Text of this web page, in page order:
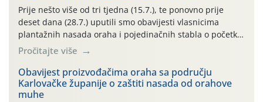
najviše temperature […]
Prije nešto više od tri tjedna (15.7.), te ponovno prije
deset dana (28.7.) uputili smo obavijesti vlasnicima
plantažnih nasada oraha i pojedinačnih stabla o početku
leta i ovogodišnjoj potrebi usmjerenog suzbijanja
orahove muhe (Rhagoletis completa)! Već dvanaest dana
traje drugi ovogodišnji “toplinski udar”, koji naročito
izražen zadnja šest dana (31.7.-05.8.), jer najviše
temperature zraka svakodnevno […]
Pročitajte više
Obavijest proizvođačima oraha sa području
Karlovačke županije o zaštiti nasada od orahove
muhe